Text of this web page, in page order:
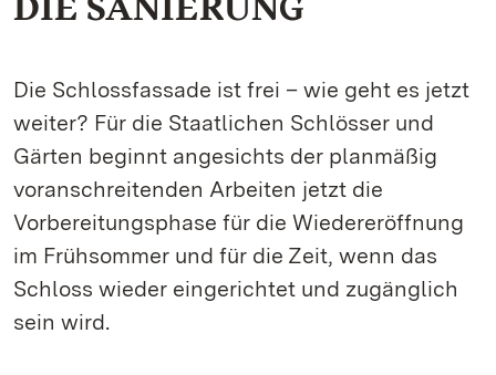
Die Schlossfassade ist frei – wie geht es jetzt
weiter? Für die Staatlichen Schlösser und
Gärten beginnt angesichts der planmäßig
voranschreitenden Arbeiten jetzt die
Vorbereitungsphase für die Wiedereröffnung
im Frühsommer und für die Zeit, wenn das
Schloss wieder eingerichtet und zugänglich
sein wird.